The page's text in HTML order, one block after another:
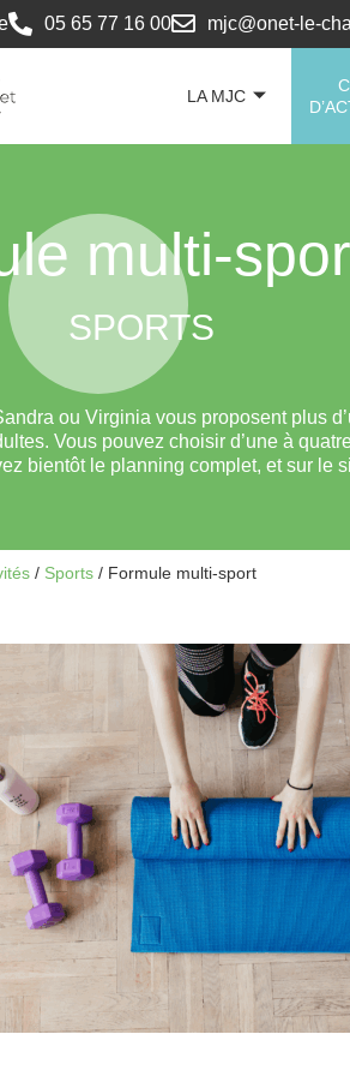
05 65 77 16 00 mjc@onet-le-
LA MJC
multi-
SPORTS
ou Virginia vous proposent plus
Vous pouvez choisir d’une à
bientôt le planning complet, et sur le
/ Sports / Formule multi-sport